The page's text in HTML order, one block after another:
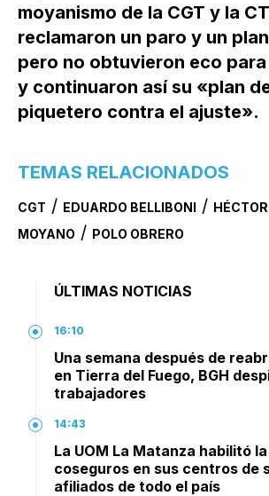
moyanismo de la CGT y la
reclamaron un paro y un
pero no obtuvieron eco
y continuaron así su «plan
piquetero contra el ajuste».
TEMAS RELACIONADOS
CGT / EDUARDO BELLIBONI /
MOYANO / POLO OBRERO
ÚLTIMAS NOTICIAS
16:10
Una semana después de
en Tierra del Fuego, BGH
trabajadores
14:43
La UOM La Matanza habilitó
coseguros en sus centros de
afiliados de todo el país